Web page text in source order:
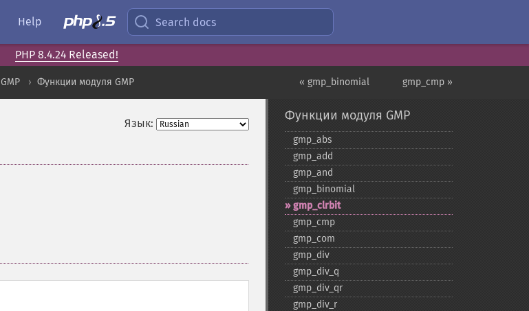
Help Search docs
PHP 8.4.24 Released!
gmp_cmp »
« gmp_binomial
GMP Функции модуля GMP
Язык:
Функции модуля GMP
gmp_​abs
gmp_​add
gmp_​and
gmp_​binomial
gmp_​clrbit
gmp_​cmp
gmp_​com
gmp_​div
gmp_​div_​q
gmp_​div_​qr
gmp_​div_​r